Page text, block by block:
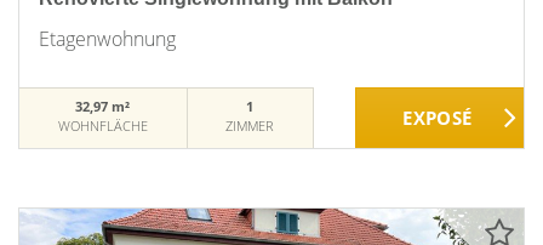
Etagenwohnung
32,97 m²
WOHNFLÄCHE
1
ZIMMER